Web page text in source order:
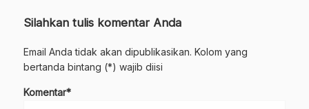
Silahkan tulis komentar Anda
Email Anda tidak akan dipublikasikan. Kolom yang
bertanda bintang (*) wajib diisi
Komentar*